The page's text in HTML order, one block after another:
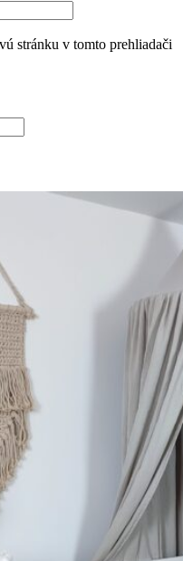
stránku v tomto prehliadači